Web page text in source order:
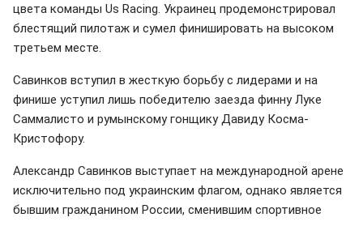
цвета команды Us Racing. Украинец продемонстрировал
блестящий пилотаж и сумел финишировать на высоком
третьем месте.
Савинков вступил в жесткую борьбу с лидерами и на
финише уступил лишь победителю заезда финну Луке
Саммалисто и румынскому гонщику Давиду Косма-
Кристофору.
Александр Савинков выступает на международной арене
исключительно под украинским флагом, однако является
бывшим гражданином России, сменившим спортивное